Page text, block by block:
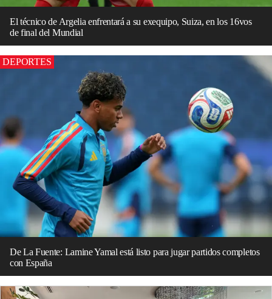
El técnico de Argelia enfrentará a su exequipo, Suiza, en los 16vos
de final del Mundial
DEPORTES
De La Fuente: Lamine Yamal está listo para jugar partidos completos
con España